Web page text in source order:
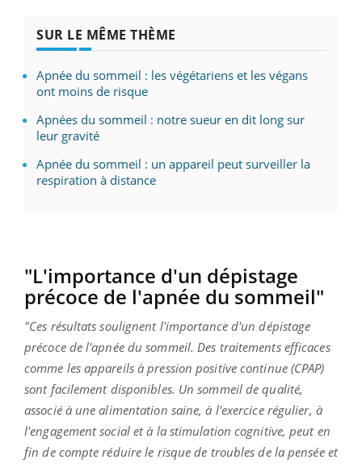
SUR LE MÊME THÈME
Apnée du sommeil : les végétariens et les végans
ont moins de risque
Apnées du sommeil : notre sueur en dit long sur
leur gravité
Apnée du sommeil : un appareil peut surveiller la
respiration à distance
"L'importance d'un dépistage
précoce de l'apnée du sommeil"
"Ces résultats soulignent l'importance d'un dépistage
précoce de l'apnée du sommeil. Des traitements efficaces
comme les appareils à pression positive continue (CPAP)
sont facilement disponibles. Un sommeil de qualité,
associé à une alimentation saine, à l'exercice régulier, à
l'engagement social et à la stimulation cognitive, peut en
fin de compte réduire le risque de troubles de la pensée et